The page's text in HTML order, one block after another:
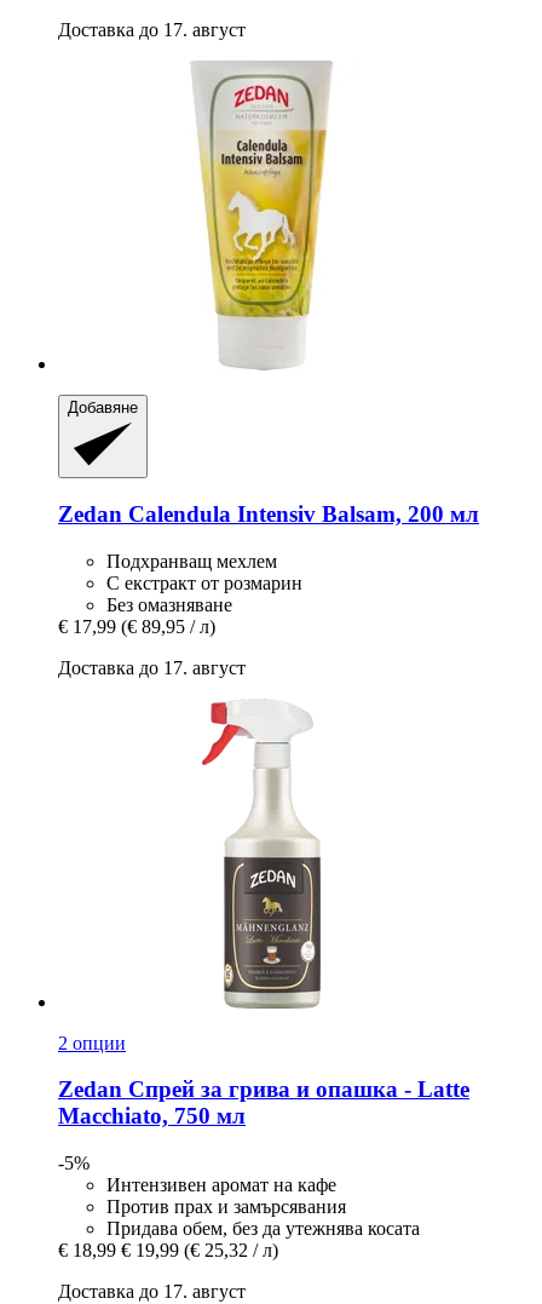
Доставка до 17. август
Добавяне
Zedan Calendula Intensiv Balsam, 200 мл
Подхранващ мехлем
С екстракт от розмарин
Без омазняване
€ 17,99 (€ 89,95 / л)
Доставка до 17. август
2 опции
Zedan Спрей за грива и опашка -​ Latte
Macchiato, 750 мл
-5%
Интензивен аромат на кафе
Против прах и замърсявания
Придава обем, без да утежнява косата
€ 18,99 € 19,99 (€ 25,32 / л)
Доставка до 17. август